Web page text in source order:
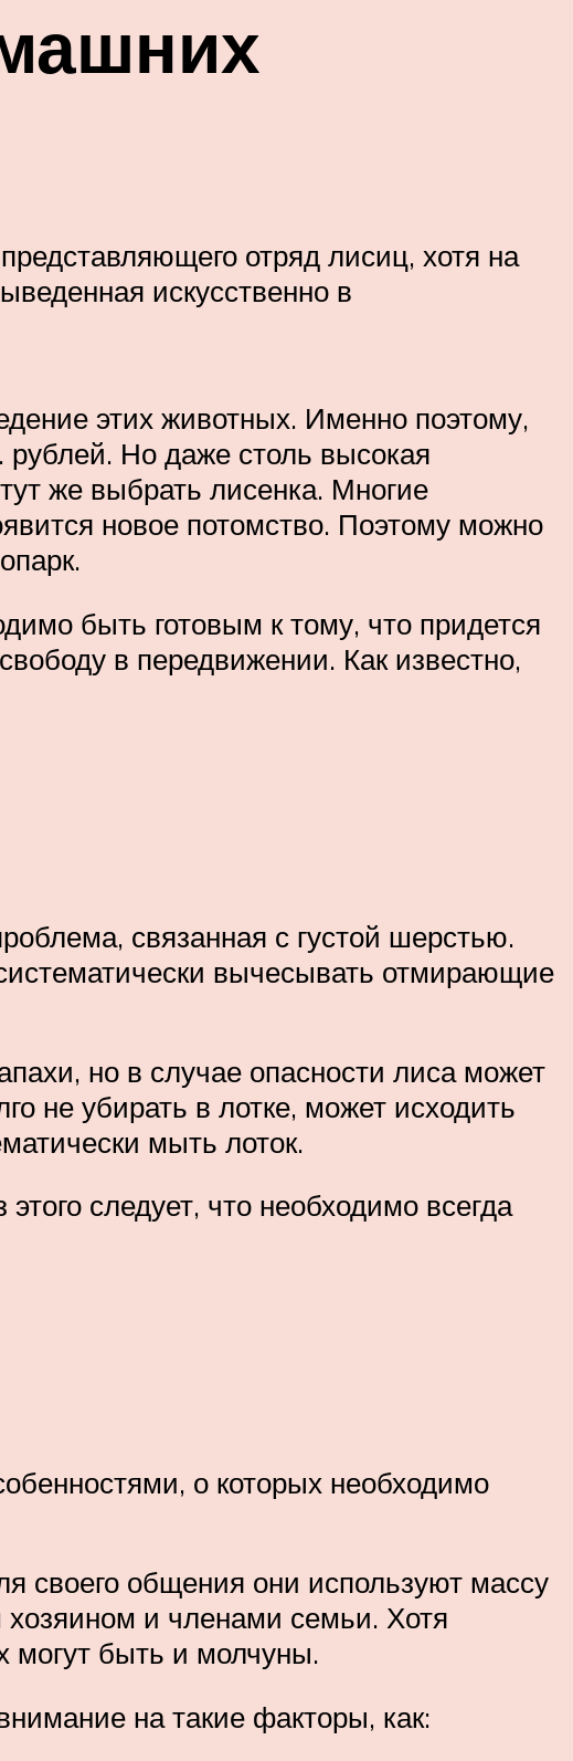
отряд лисиц, хотя на
искусственно в
этих животных. Именно поэтому,
Но даже столь высокая
же выбрать лисенка. Многие
новое потомство. Поэтому можно
быть готовым к тому, что придется
в передвижении. Как известно,
связанная с густой шерстью.
вычесывать отмирающие
но в случае опасности лиса может
не убирать в лотке, может исходить
мыть лоток.
следует, что необходимо всегда
о которых необходимо
своего общения они используют массу
и членами семьи. Хотя
могут быть и молчуны.
на такие факторы, как: